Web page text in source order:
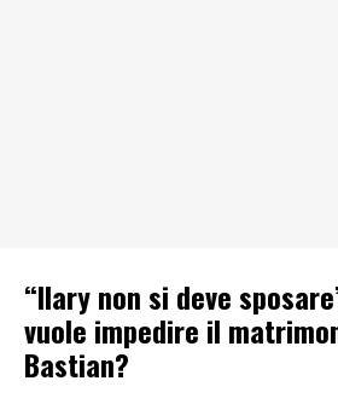
“Ilary non si deve
vuole impedire il
Bastian?